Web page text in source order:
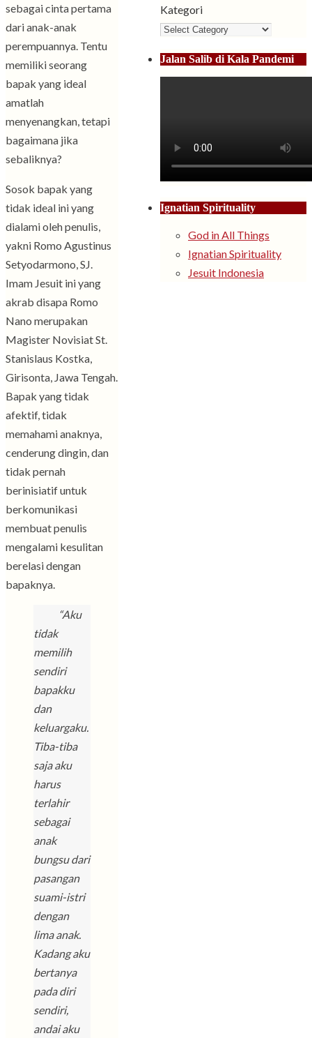
sebagai cinta pertama
dari anak-anak
perempuannya. Tentu
memiliki seorang
bapak yang ideal
amatlah
menyenangkan, tetapi
bagaimana jika
sebaliknya?
Sosok bapak yang
tidak ideal ini yang
dialami oleh penulis,
yakni Romo Agustinus
Setyodarmono, SJ.
Imam Jesuit ini yang
akrab disapa Romo
Nano merupakan
Magister Novisiat St.
Stanislaus Kostka,
Girisonta, Jawa Tengah.
Bapak yang tidak
afektif, tidak
memahami anaknya,
cenderung dingin, dan
tidak pernah
berinisiatif untuk
berkomunikasi
membuat penulis
mengalami kesulitan
berelasi dengan
bapaknya.
“Aku
tidak
memilih
sendiri
bapakku
dan
keluargaku.
Tiba-tiba
saja aku
harus
terlahir
sebagai
anak
bungsu dari
pasangan
suami-istri
dengan
lima anak.
Kadang aku
bertanya
pada diri
sendiri,
andai aku
Kategori
Jalan Salib di Kala Pandemi
Ignatian Spirituality
God in All Things
Ignatian Spirituality
Jesuit Indonesia